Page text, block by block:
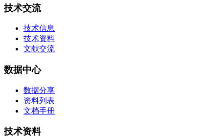
技术交流
技术信息
技术资料
文献交流
数据中心
数据分享
资料列表
文档手册
技术资料